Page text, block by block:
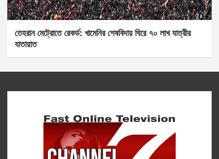
তেহরান মেট্রোতে রেকর্ড: খামেনির শেষবিদায় ঘিরে ৭০ লাখ যাত্রীর
যাতায়াত